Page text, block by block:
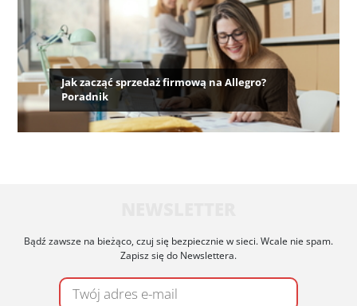
Jak zacząć sprzedaż firmową na Allegro?
Poradnik
Bądź zawsze na bieżąco, czuj się bezpiecznie w sieci. Wcale nie spam.
Zapisz się do Newslettera.